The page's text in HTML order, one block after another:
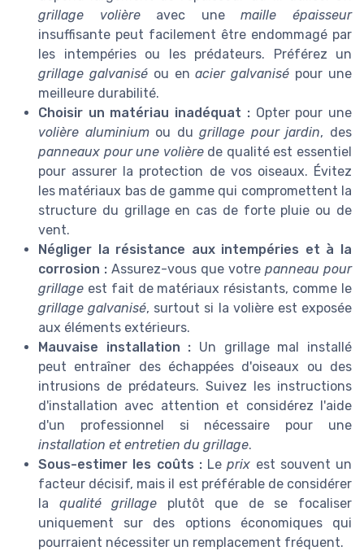
grillage volièreavec unemaille épaisseur
insuffisante peut facilement être endommagé par
les intempéries ou les prédateurs. Préférez un
grillage galvaniséou enacier galvanisé pour une
meilleure durabilité.
Choisir un matériau inadéquat :Opter pour une
volière aluminiumou dugrillage pour jardin, des
panneaux pour une volièrede qualité est essentiel
pour assurer la protection de vos oiseaux. Évitez
les matériaux bas de gamme qui compromettent la
structure du grillage en cas de forte pluie ou de
vent.
Négliger la résistance aux intempéries et à la
corrosion : Assurez-vous que votre panneau pour
grillage est fait de matériaux résistants, comme le
grillage galvanisé, surtout si la volière est exposée
aux éléments extérieurs.
Mauvaise installation : Un grillage mal installé
peut entraîner des échappées d'oiseaux ou des
intrusions de prédateurs. Suivez les instructions
d'installation avec attention et considérez l'aide
d'un professionnel si nécessaire pour une
installation et entretien du grillage.
Sous-estimer les coûts :Leprix est souvent un
facteur décisif, mais il est préférable de considérer
la qualité grillage plutôt que de se focaliser
uniquement sur des options économiques qui
pourraient nécessiter un remplacement fréquent.